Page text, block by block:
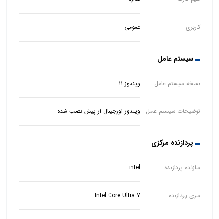
کاربری عمومی
سیستم عامل
نسخه سیستم عامل ویندوز ۱۱
توضیحات سیستم عامل ویندوز اورجینال از پیش نصب شده
پردازنده مرکزی
سازنده پردازنده intel
سری پردازنده Intel Core Ultra 7